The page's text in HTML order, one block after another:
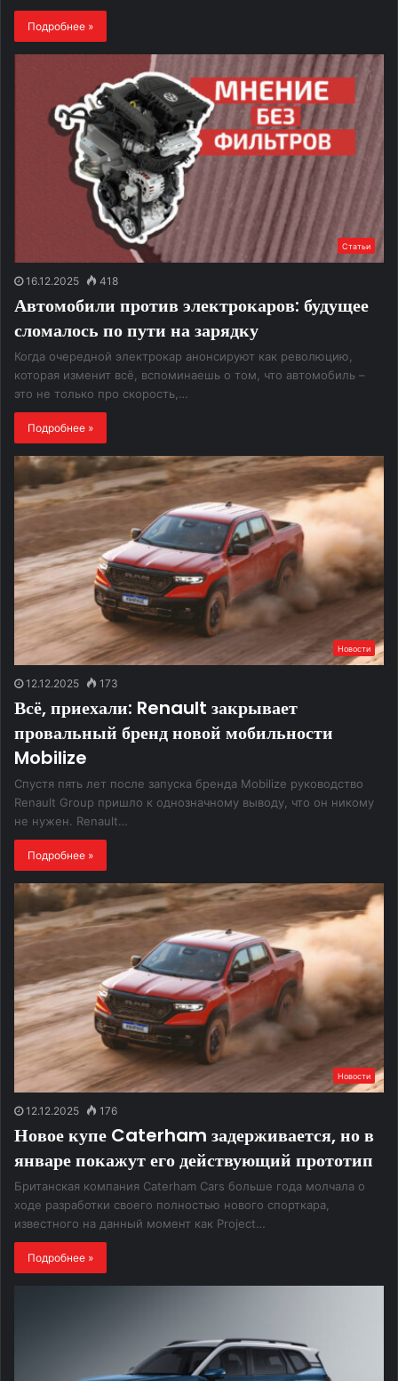
Подробнее »
Статьи
16.12.2025 418
Автомобили против электрокаров: будущее
сломалось по пути на зарядку
Когда очередной электрокар анонсируют как революцию,
которая изменит всё, вспоминаешь о том, что автомобиль –
это не только про скорость,…
Подробнее »
Новости
12.12.2025 173
Всё, приехали: Renault закрывает
провальный бренд новой мобильности
Mobilize
Спустя пять лет после запуска бренда Mobilize руководство
Renault Group пришло к однозначному выводу, что он никому
не нужен. Renault…
Подробнее »
Новости
12.12.2025 176
Новое купе Caterham задерживается, но в
январе покажут его действующий прототип
Британская компания Caterham Cars больше года молчала о
ходе разработки своего полностью нового спорткара,
известного на данный момент как Project…
Подробнее »